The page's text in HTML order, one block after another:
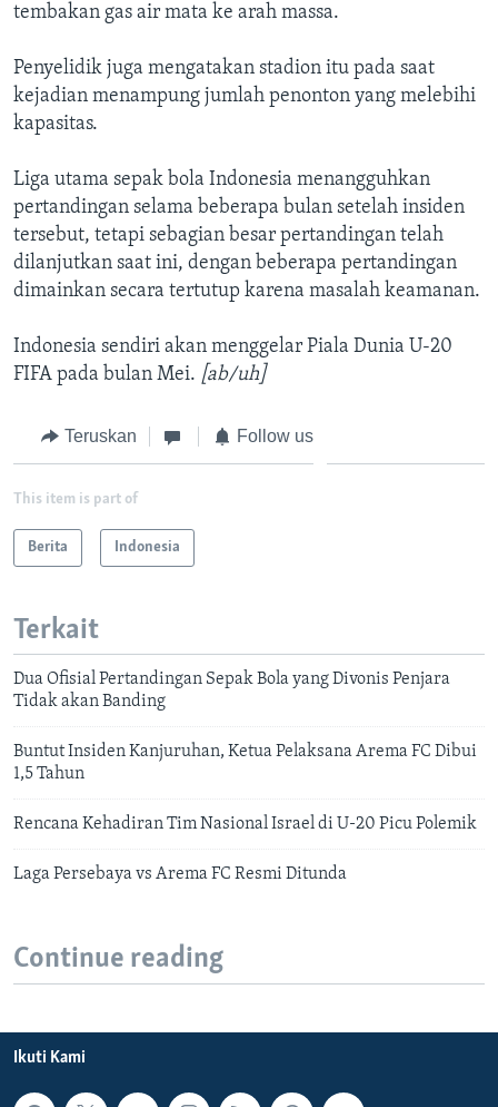
tembakan gas air mata ke arah massa.
Penyelidik juga mengatakan stadion itu pada saat
kejadian menampung jumlah penonton yang melebihi
kapasitas.
Liga utama sepak bola Indonesia menangguhkan
pertandingan selama beberapa bulan setelah insiden
tersebut, tetapi sebagian besar pertandingan telah
dilanjutkan saat ini, dengan beberapa pertandingan
dimainkan secara tertutup karena masalah keamanan.
Indonesia sendiri akan menggelar Piala Dunia U-20
FIFA pada bulan Mei. [ab/uh]
Teruskan Follow us
This item is part of
Berita Indonesia
Terkait
Dua Ofisial Pertandingan Sepak Bola yang Divonis Penjara
Tidak akan Banding
Buntut Insiden Kanjuruhan, Ketua Pelaksana Arema FC Dibui
1,5 Tahun
Rencana Kehadiran Tim Nasional Israel di U-20 Picu Polemik
Laga Persebaya vs Arema FC Resmi Ditunda
Continue reading
Ikuti Kami